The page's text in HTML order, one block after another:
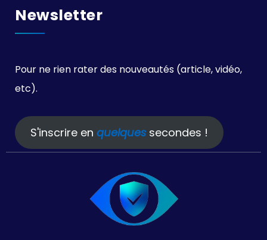
Newsletter
Pour ne rien rater des nouveautés (article, vidéo,
etc).
S'inscrire en quelques secondes !